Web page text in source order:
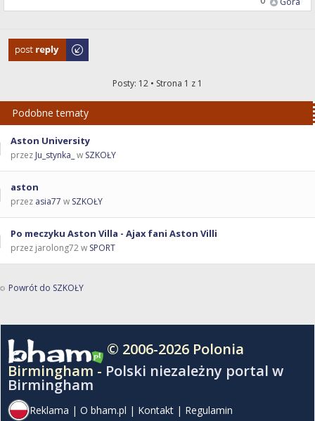
Odpowiedz
Posty: 12 • Strona 1 z 1
Podobne tematy
Aston University
przez Ju_stynka_ w SZKOŁY
aston
przez asia77 w SZKOŁY
Po meczyku Aston Villa - Ajax fani Aston Villi
przez jarolong72 w SPORT
Powrót do SZKOŁY
© 2006-2026 Polonia
Birmingham - Polski niezależny portal w
Birmingham
Reklama | O bham.pl | Kontakt | Regulamin